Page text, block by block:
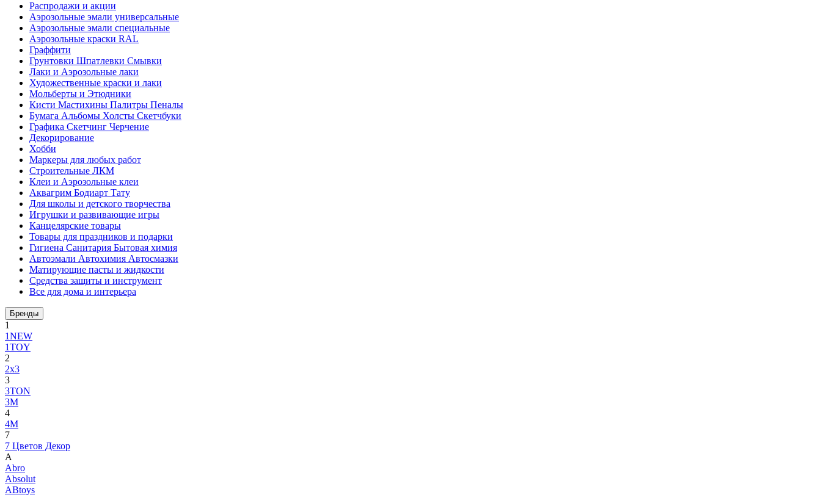
Распродажи и акции
Аэрозольные эмали универсальные
Аэрозольные эмали специальные
Аэрозольные краски RAL
Граффити
Грунтовки Шпатлевки Смывки
Лаки и Аэрозольные лаки
Художественные краски и лаки
Мольберты и Этюдники
Кисти Мастихины Палитры Пеналы
Бумага Альбомы Холсты Скетчбуки
Графика Скетчинг Черчение
Декорирование
Хобби
Маркеры для любых работ
Строительные ЛКМ
Клеи и Аэрозольные клеи
Аквагрим Бодиарт Тату
Для школы и детского творчества
Игрушки и развивающие игры
Канцелярские товары
Товары для праздников и подарки
Гигиена Санитария Бытовая химия
Автоэмали Автохимия Автосмазки
Матирующие пасты и жидкости
Средства защиты и инструмент
Все для дома и интерьера
Бренды
1
1NEW
1TOY
2
2x3
3
3TON
3М
4
4M
7
7 Цветов Декор
A
Abro
Absolut
ABtoys